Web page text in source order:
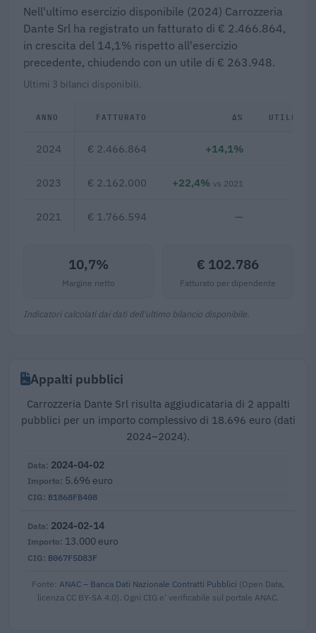
Nell'ultimo esercizio disponibile (2024) Carrozzeria
Dante Srl ha registrato un fatturato di € 2.466.864,
in crescita del 14,1% rispetto all'esercizio
precedente, chiudendo con un utile di € 263.948.
Ultimi 3 bilanci disponibili.
ANNO FATTURATO Δ% UTILE/
2024 € 2.466.864 +14,1%
2023 € 2.162.000 +22,4% vs 2021
2021 € 1.766.594 —
10,7%
Margine netto
€ 102.786
Fatturato per dipendente
Indicatori calcolati dai dati dell'ultimo bilancio disponibile.
Appalti pubblici
Carrozzeria Dante Srl risulta aggiudicataria di 2 appalti
pubblici per un importo complessivo di 18.696 euro (dati
2024–2024).
B1868FB408
2024-04-02
5.696 euro
B067F5D83F
2024-02-14
13.000 euro
Fonte: ANAC – Banca Dati Nazionale Contratti Pubblici (Open Data,
licenza CC BY-SA 4.0). Ogni CIG e' verificabile sul portale ANAC.